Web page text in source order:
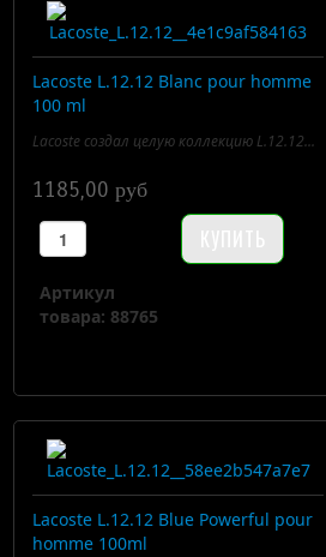
Lacoste L.12.12 Blanc pour homme
100 ml
Lacoste создал целую коллекцию L.12.12...
1185,00 руб
Артикул
товара: 88765
Lacoste L.12.12 Blue Powerful pour
homme 100ml